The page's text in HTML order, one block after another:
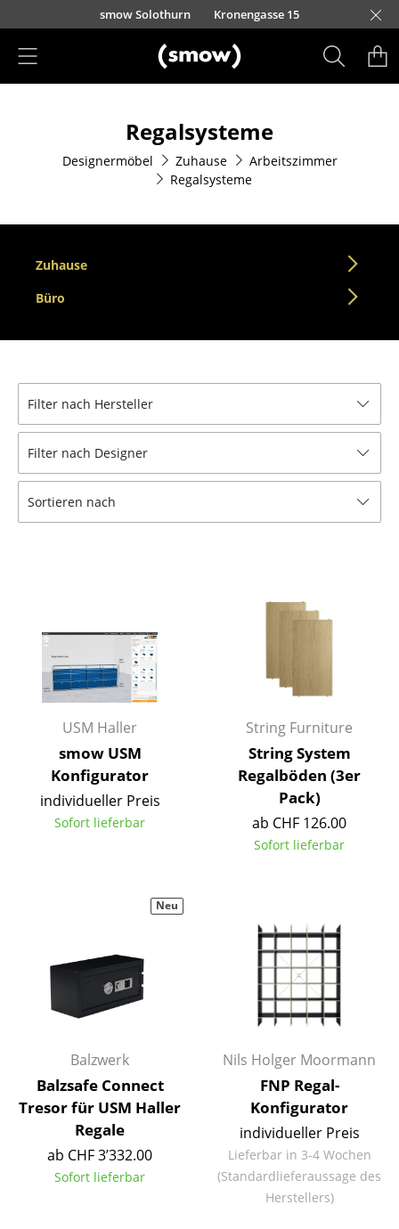
Direkt zum Inhaltsmow Solothurn Kronengasse 15
Esszimmerstühle
Barhocker
Hocker
Bänke & Liegen
Sitzsäcke
Bürodrehstühle
Konferenzstühle
Bürosessel
... alle Sitzmöbel
Tische
Schreibtische
Sekretäre & PC-Tische
Stehtische & Stehpulte
Kindertische
Gartentische
Servierwagen
Regalsysteme
Designermöbel Zuhause
Arbeitszimmer
Regalsysteme
Zuhause
Büro
Filter nach Hersteller
Filter nach Designer
Sortieren nach
USM Haller
smow USM
Konfigurator
individueller Preis
Sofort lieferbar
String Furniture
String System
Regalböden (3er
Pack)
ab CHF 126.00
Sofort lieferbar
Balzwerk
Balzsafe Connect
Tresor für USM Haller
Regale
ab CHF 3’332.00
Sofort lieferbar
Neu
Nils Holger Moormann
FNP Regal-
Konfigurator
individueller Preis
Lieferbar in 3-4 Wochen
(Standardlieferaussage des
Herstellers)